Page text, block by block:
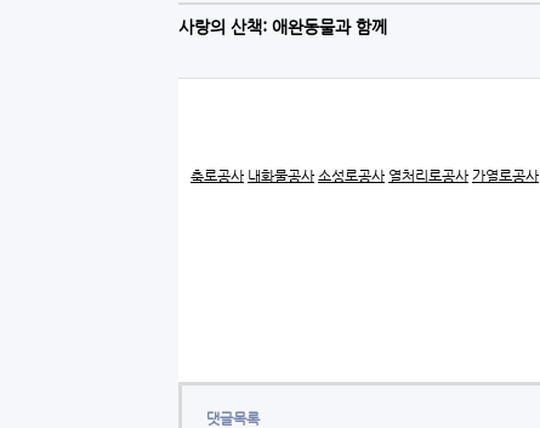
사랑의 산책: 애완동물과 함께
축로공사 내화물공사 소성로공사 열처리로공사 가열로공사
댓글목록